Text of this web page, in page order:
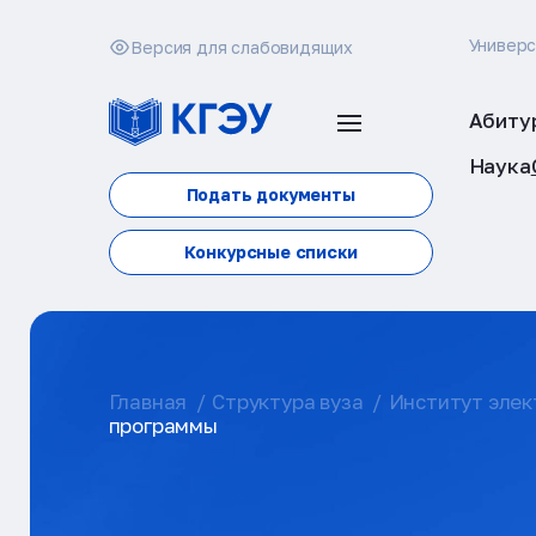
Версия для слабовидящих
Подать документы
Конкурсные списки
Наука
Главная Структура вуза
Институт
программы